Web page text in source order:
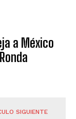
a México
SIGUIENTE